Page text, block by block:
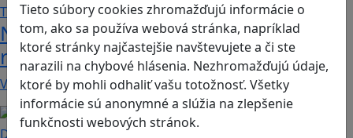
Tieto súbory cookies zhromažďujú informácie o
tom, ako sa používa webová stránka, napríklad
ktoré stránky najčastejšie navštevujete a či ste
narazili na chybové hlásenia. Nezhromažďujú údaje,
ktoré by mohli odhaliť vašu totožnosť. Všetky
informácie sú anonymné a slúžia na zlepšenie
funkčnosti webových stránok.
Návod pre rodičov: Ako na výber
rodičovského zámku? Tretia časť
V obchode Play je možné nájsť veľké množstvo…